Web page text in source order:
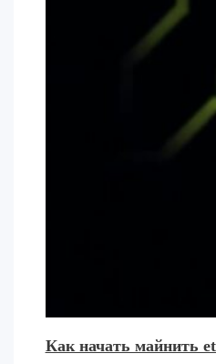
Как начать майнить